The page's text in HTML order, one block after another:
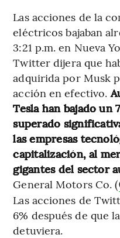
Las acciones de la
eléctricos bajaban
3:21 p.m. en Nueva
Twitter dijera que
adquirida por Musk
acción en efectivo.
Tesla han bajado un
superado
las empresas
capitalización, al
gigantes del sector
General Motors Co. (
Las acciones de
6% después de que
detuviera.